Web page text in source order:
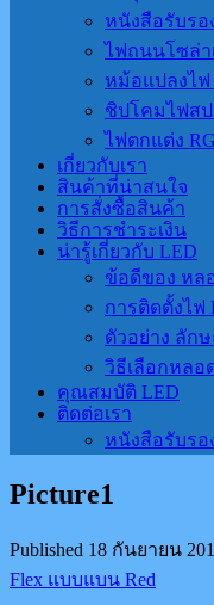
หนังสือรับรอ
ไฟถนนโซล่า
หม้อแปลงไฟ
ชิปโคมไฟส
ไฟตกแต่ง
เกี่ยวกับเรา
สินค้าที่น่าสนใจ
การสั่งซื้อสินค้า
วิธีการชำระเงิน
น่ารู้เกี่ยวกับ LED
ข้อดีของ หล
การติดตั้งไฟ
ตัวอย่าง ลัก
วิธีเลือกหลอ
คุณสมบัติ LED
ติดต่อเรา
หนังสือรับรอ
Picture1
Published 18 กันยายน
Flex แบบแบน Red